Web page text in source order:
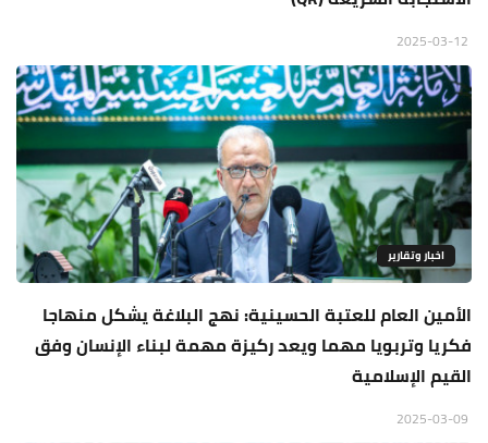
اخبار وتقارير
الأمين العام للعتبة الحسينية: نهج البلاغة يشكل منهاجا
فكريا وتربويا مهما ويعد ركيزة مهمة لبناء الإنسان وفق
القيم الإسلامية